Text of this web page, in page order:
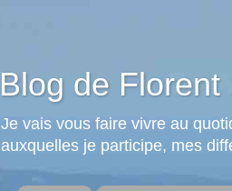
Blog de
Je vais vous faire vivre au
auxquelles je participe, mes